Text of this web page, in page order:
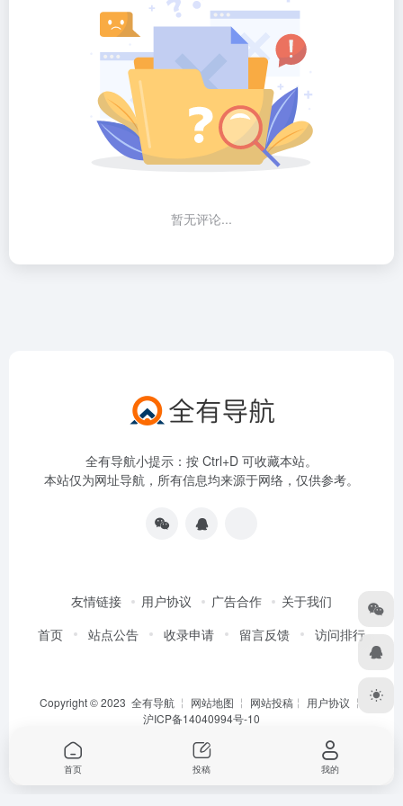
暂无评论...
全有导航小提示：按 Ctrl+D 可收藏本站。
本站仅为网址导航，所有信息均来源于网络，仅供参考。
友情链接 用户协议 广告合作
关于我们
首页
站点公告 收录申请 留言反馈 访问排行
Copyright © 2023 全有导航 ╎ 网站地图 ╎ 网站投稿 ╎ 用户协议 ╎
沪ICP备14040994号-10
首页 投稿 我的